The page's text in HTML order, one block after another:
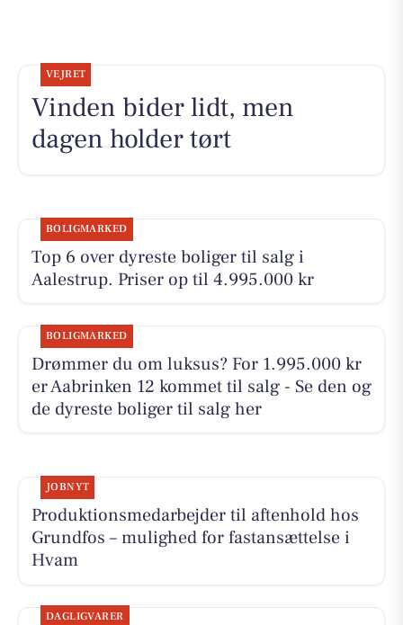
VEJRET
Vinden bider lidt, men
dagen holder tørt
BOLIGMARKED
Top 6 over dyreste boliger til salg i
Aalestrup. Priser op til 4.995.000 kr
BOLIGMARKED
Drømmer du om luksus? For 1.995.000 kr
er Aabrinken 12 kommet til salg - Se den og
de dyreste boliger til salg her
JOBNYT
Produktionsmedarbejder til aftenhold hos
Grundfos – mulighed for fastansættelse i
Hvam
DAGLIGVARER